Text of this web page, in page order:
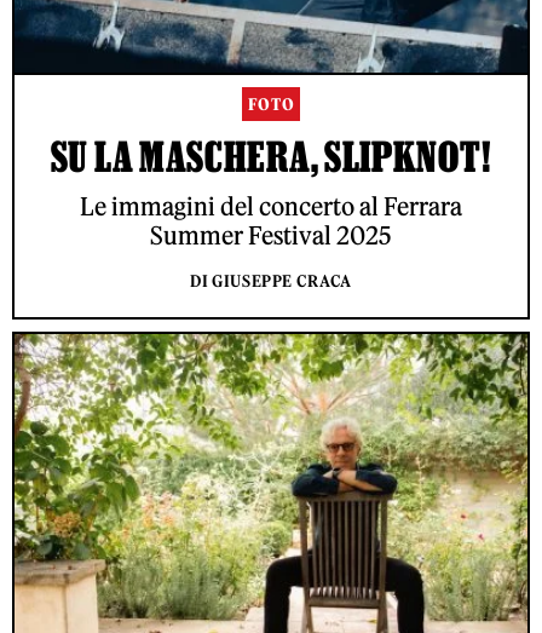
FOTO
SU LA MASCHERA, SLIPKNOT!
Le immagini del concerto al Ferrara
Summer Festival 2025
DI GIUSEPPE CRACA